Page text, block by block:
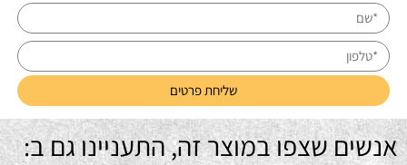
אנשים שצפו במוצר זה, התעניינו גם ב: